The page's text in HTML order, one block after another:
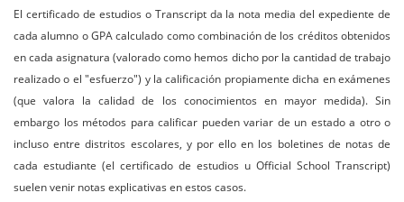
El certificado de estudios o Transcript da la nota media del expediente de
cada alumno o GPA calculado como combinación de los créditos obtenidos
en cada asignatura (valorado como hemos dicho por la cantidad de trabajo
realizado o el "esfuerzo") y la calificación propiamente dicha en exámenes
(que valora la calidad de los conocimientos en mayor medida). Sin
embargo los métodos para calificar pueden variar de un estado a otro o
incluso entre distritos escolares, y por ello en los boletines de notas de
cada estudiante (el certificado de estudios u Official School Transcript)
suelen venir notas explicativas en estos casos.